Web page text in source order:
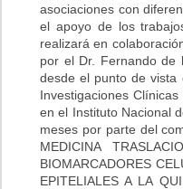
asociaciones con
el apoyo de los
realizará en
por el Dr. Fernando de
desde el punto de vista
Investigaciones
en el Instituto Nacional
meses por parte del
MEDICINA
BIOMARCADORES
EPITELIALES A LA